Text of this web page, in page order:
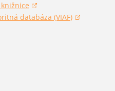
databáza (VIAF)